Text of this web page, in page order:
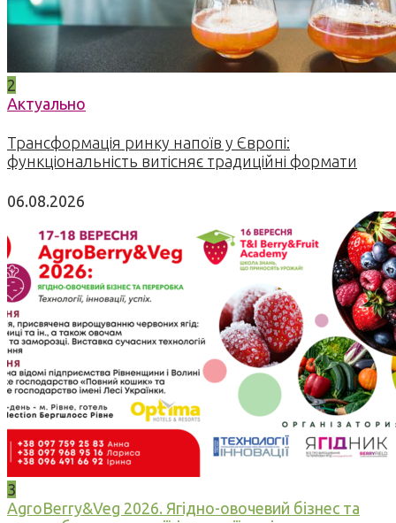
2
Актуально
Трансформація ринку напоїв у Європі:
функціональність витісняє традиційні формати
06.08.2026
3
AgroBerry&Veg 2026. Ягідно-овочевий бізнес та